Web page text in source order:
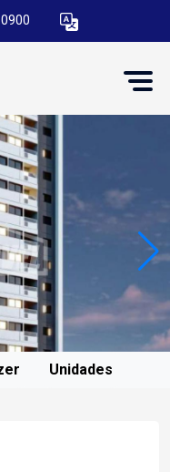
Unidades